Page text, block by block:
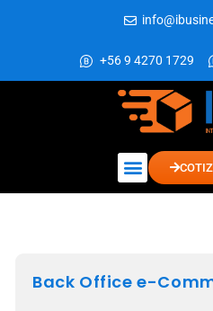
+56 9 4270 1729
Back Office e-